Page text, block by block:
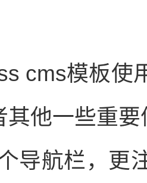
cms模板使
其他一些重要
导航栏，更